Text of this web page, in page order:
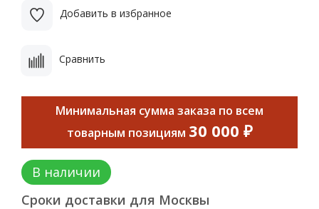
Добавить в избранное
Сравнить
Минимальная сумма заказа по всем
товарным позициям 30 000 ₽
В наличии
Сроки доставки для Москвы